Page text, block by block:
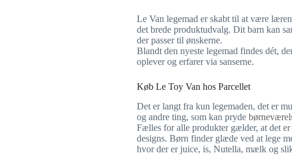
Le Van legemad er skabt til at være
det brede produktudvalg. Dit barn kan
der passer til ønskerne.
Blandt den nyeste legemad findes dét,
oplever og erfarer via sanserne.
Køb Le Toy Van hos Parcellet
Det er langt fra kun legemaden, det er
og andre ting, som kan pryde
Fælles for alle produkter gælder, at det
designs. Børn finder glæde ved at lege
hvor der er juice, is, Nutella, mælk og